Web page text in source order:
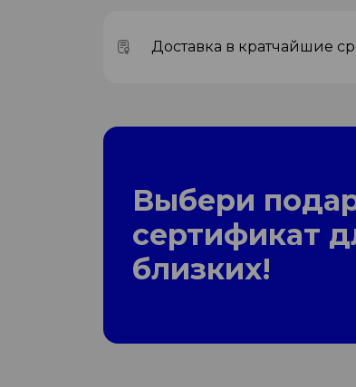
Доставка в кратчайшие
Выбери
сертификат
близких!